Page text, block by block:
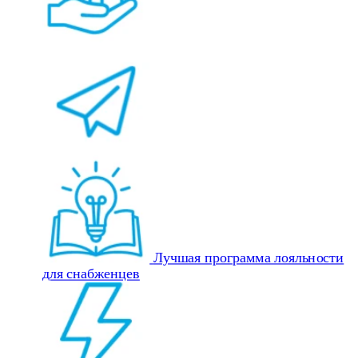
Лучшая программа лояльности
для снабженцев